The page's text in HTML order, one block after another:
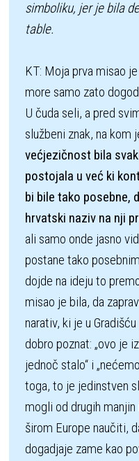
simboliku, jer je bila
table.
KT: Moja prva misao
more samo zato
U čuda seli, a pred
službeni znak, na kom
većjezičnost bila
postojala u već ki
bi bile tako posebne,
hrvatski naziv na nji
ali samo onde jasno
postane tako
dojde na ideju to
misao je bila, da
narativ, ki je u
dobro poznat: „ovo je
jednoč stalo“ i
toga, to je jedinstven
mogli od drugih
širom Europe naučiti,
dogadjaje zame kao